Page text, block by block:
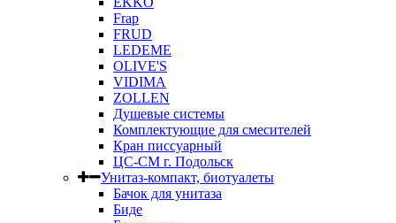
Frap
FRUD
LEDEME
OLIVE'S
VIDIMA
ZOLLEN
Душевые системы
Комплектующие для смесителей
Кран писсуарный
ЦС-СМ г. Подольск
Унитаз-компакт, биотуалеты
Бачок для унитаза
Биде